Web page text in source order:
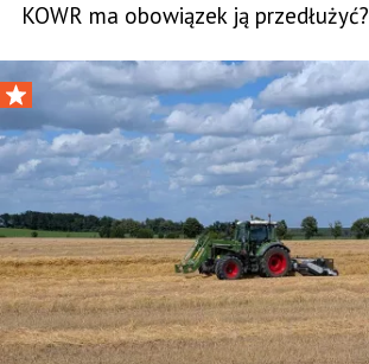
KOWR ma obowiązek ją przedłużyć?